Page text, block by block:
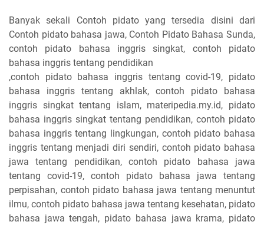
Banyak sekali Contoh pidato yang tersedia disini dari
Contoh pidato bahasa jawa, Contoh Pidato Bahasa Sunda,
contoh pidato bahasa inggris singkat, contoh pidato
bahasa inggris tentang pendidikan
,contoh pidato bahasa inggris tentang covid-19, pidato
bahasa inggris tentang akhlak, contoh pidato bahasa
inggris singkat tentang islam, materipedia.my.id, pidato
bahasa inggris singkat tentang pendidikan, contoh pidato
bahasa inggris tentang lingkungan, contoh pidato bahasa
inggris tentang menjadi diri sendiri, contoh pidato bahasa
jawa tentang pendidikan, contoh pidato bahasa jawa
tentang covid-19, contoh pidato bahasa jawa tentang
perpisahan, contoh pidato bahasa jawa tentang menuntut
ilmu, contoh pidato bahasa jawa tentang kesehatan, pidato
bahasa jawa tengah, pidato bahasa jawa krama, pidato